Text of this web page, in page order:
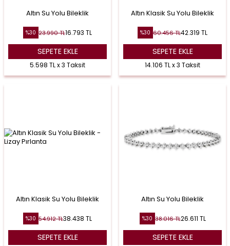
Altın Su Yolu Bileklik
%30 23.990TL16.793 TL
SEPETE EKLE
5.598 TL x 3 Taksit
Altın Klasik Su Yolu Bileklik
%30 60.456TL42.319 TL
SEPETE EKLE
14.106 TL x 3 Taksit
Altın Klasik Su Yolu Bileklik
%30 54.912TL38.438 TL
SEPETE EKLE
Altın Su Yolu Bileklik
%30 38.016TL26.611 TL
SEPETE EKLE